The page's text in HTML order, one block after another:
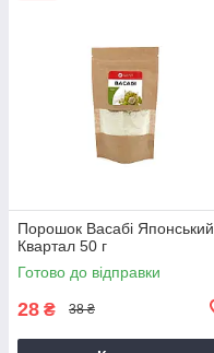
Порошок Васабі Японський
Квартал 50 г
Готово до відправки
28 ₴ 38 ₴